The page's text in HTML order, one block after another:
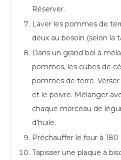
Réserver.
Laver les pommes de
deux au besoin (selon la
Dans un grand bol à
pommes, les cubes de
pommes de terre. Verser
et le poivre. Mélanger
chaque morceau de
d’huile.
Préchauffer le four à 180
Tapisser une plaque à